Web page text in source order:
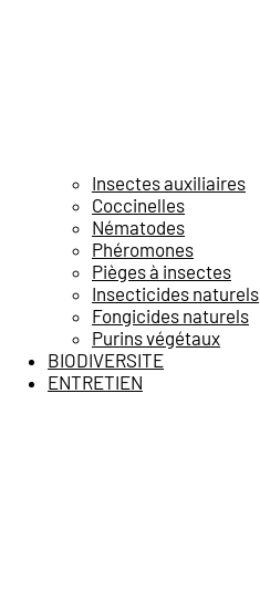
Insectes auxiliaires
Coccinelles
Nématodes
Phéromones
Pièges à insectes
Insecticides naturels
Fongicides naturels
Purins végétaux
BIODIVERSITE
ENTRETIEN